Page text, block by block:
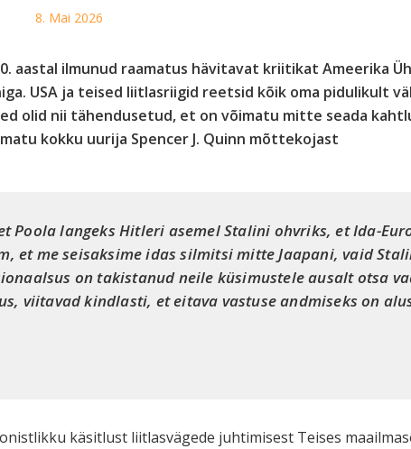
8. Mai 2026
aastal ilmunud raamatus hävitavat kriitikat Ameerika
USA ja teised liitlasriigid reetsid kõik oma pidulikult
olid nii tähendusetud, et on võimatu mitte seada
kokku uurija Spencer J. Quinn mõttekojast
Poola langeks Hitleri asemel Stalini ohvriks, et Ida-
et me seisaksime idas silmitsi mitte Jaapani, vaid
on takistanud neile küsimustele ausalt otsa
viitavad kindlasti, et eitava vastuse andmiseks on
käsitlust liitlasvägede juhtimisest Teises